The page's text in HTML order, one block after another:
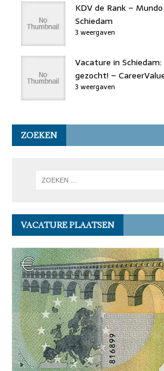
KDV de Rank –
Schiedam
3 weergaven
Vacature in
gezocht! –
3 weergaven
ZOEKEN
VACATURE PLAATSEN